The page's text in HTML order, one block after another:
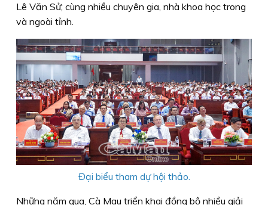
Lê Văn Sử; cùng nhiều chuyên gia, nhà khoa học trong
và ngoài tỉnh.
Đại biểu tham dự hội thảo.
Những năm qua, Cà Mau triển khai đồng bộ nhiều giải